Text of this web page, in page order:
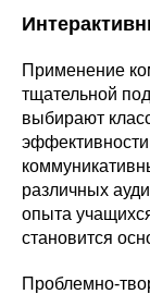
Применение
тщательной
выбирают
различных
опыта
становится
Проблемно-